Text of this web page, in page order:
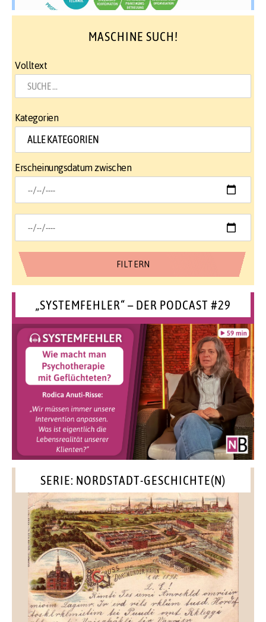
MASCHINE SUCH!
Volltext
Kategorien
Erscheinungsdatum zwischen
„SYSTEMFEHLER“ – DER PODCAST #29
SERIE: NORDSTADT-GESCHICHTE(N)